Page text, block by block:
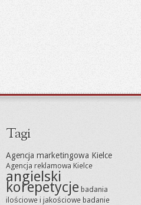
Tagi
Agencja marketingowa Kielce
Agencja reklamowa Kielce
angielski
korepetycje badania
ilościowe i jakościowe badanie